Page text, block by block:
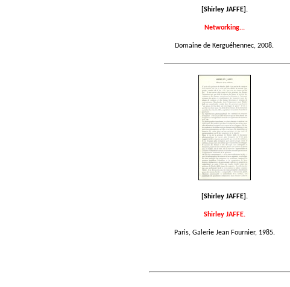
[Shirley JAFFE].
Networking...
Domaine de Kerguéhennec, 2008.
[Shirley JAFFE].
Shirley JAFFE.
Paris, Galerie Jean Fournier, 1985.